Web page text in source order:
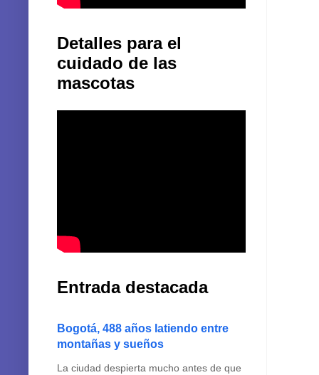
Detalles para el
cuidado de las
mascotas
Entrada destacada
Bogotá, 488 años latiendo entre
montañas y sueños
La ciudad despierta mucho antes de que